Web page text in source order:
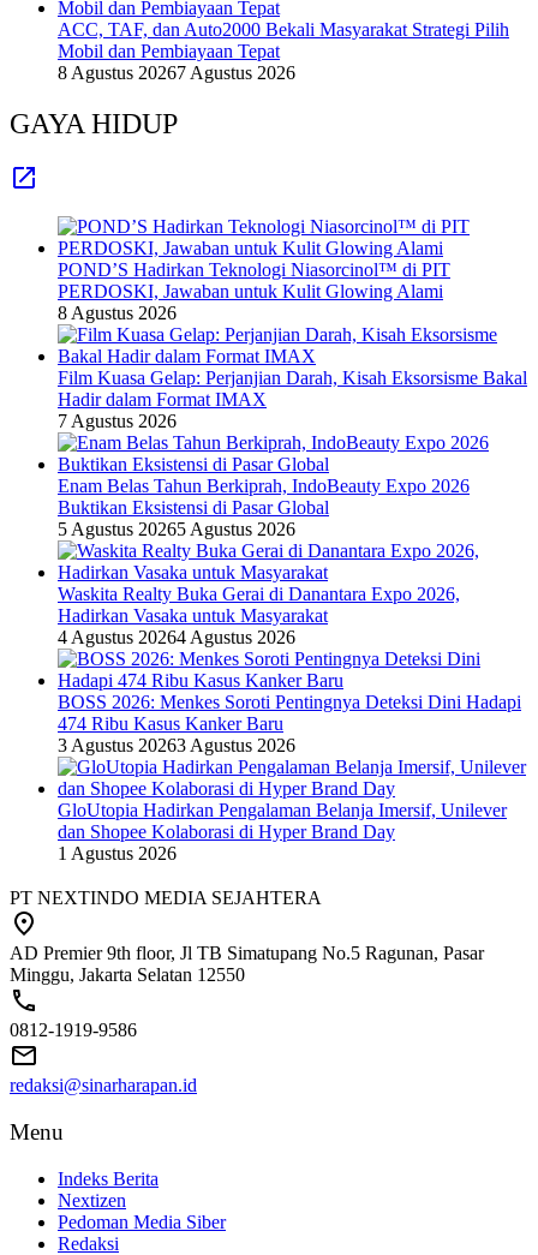
ACC, TAF, dan Auto2000 Bekali Masyarakat Strategi Pilih
Mobil dan Pembiayaan Tepat
8 Agustus 20267 Agustus 2026
GAYA HIDUP
POND’S Hadirkan Teknologi Niasorcinol™ di PIT
PERDOSKI, Jawaban untuk Kulit Glowing Alami
8 Agustus 2026
Film Kuasa Gelap: Perjanjian Darah, Kisah Eksorsisme Bakal
Hadir dalam Format IMAX
7 Agustus 2026
Enam Belas Tahun Berkiprah, IndoBeauty Expo 2026
Buktikan Eksistensi di Pasar Global
5 Agustus 20265 Agustus 2026
Waskita Realty Buka Gerai di Danantara Expo 2026,
Hadirkan Vasaka untuk Masyarakat
4 Agustus 20264 Agustus 2026
BOSS 2026: Menkes Soroti Pentingnya Deteksi Dini Hadapi
474 Ribu Kasus Kanker Baru
3 Agustus 20263 Agustus 2026
GloUtopia Hadirkan Pengalaman Belanja Imersif, Unilever
dan Shopee Kolaborasi di Hyper Brand Day
1 Agustus 2026
PT NEXTINDO MEDIA SEJAHTERA
AD Premier 9th floor, Jl TB Simatupang No.5 Ragunan, Pasar
Minggu, Jakarta Selatan 12550
0812-1919-9586
redaksi@sinarharapan.id
Menu
Indeks Berita
Nextizen
Pedoman Media Siber
Redaksi